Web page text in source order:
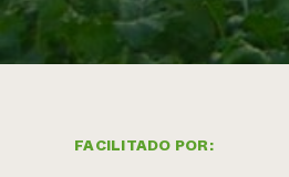
FACILITADO POR: